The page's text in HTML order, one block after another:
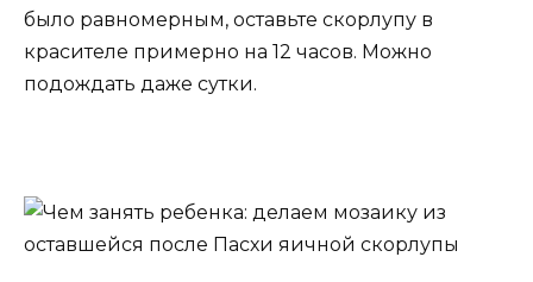
было равномерным, оставьте скорлупу в
красителе примерно на 12 часов. Можно
подождать даже сутки.